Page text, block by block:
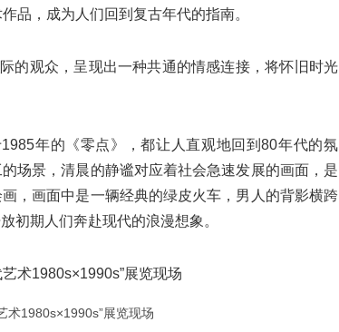
品，成为人们回到复古年代的指南。
的观众，呈现出一种共通的情感连接，将怀旧时光
年的《零点》，都让人直观地回到80年代的氛
场景，清晨的静谧对应着社会急速发展的画面，是
，画面中是一辆经典的绿皮火车，男人的背影横跨
初期人们奔赴现代的浪漫想象。
术1980s×1990s”展览现场